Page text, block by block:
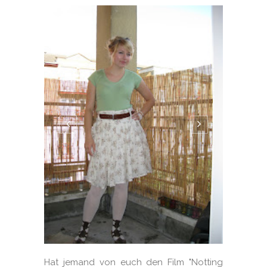
Hat jemand von euch den Film "Notting